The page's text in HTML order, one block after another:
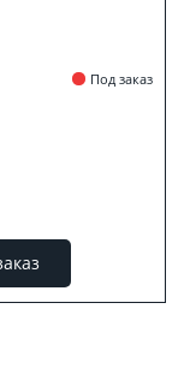
Под заказ